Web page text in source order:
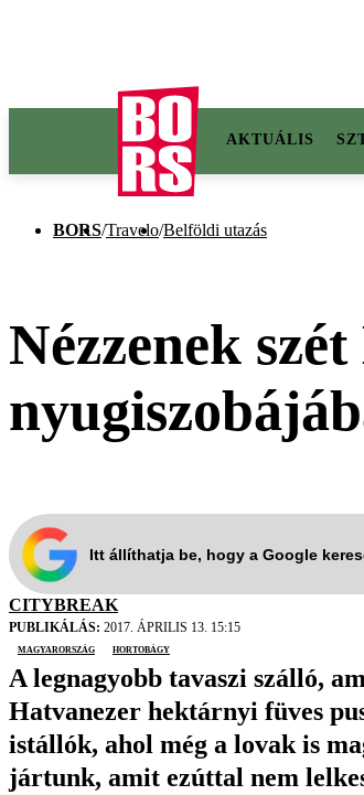
AKTUÁLIS
BORS/Travelo/Belföldi utazás
Nézzenek
Itt állíthatja be, hogy a Google
CITYBREAK
PUBLIKÁLÁS: 2017. ÁPRILIS 13. 15:15
Magyarország
Hortobágy
A legnagyobb tavaszi szálló,
Hatvanezer hektárnyi füves
istállók, ahol még a lovak is
jártunk, amit ezúttal nem